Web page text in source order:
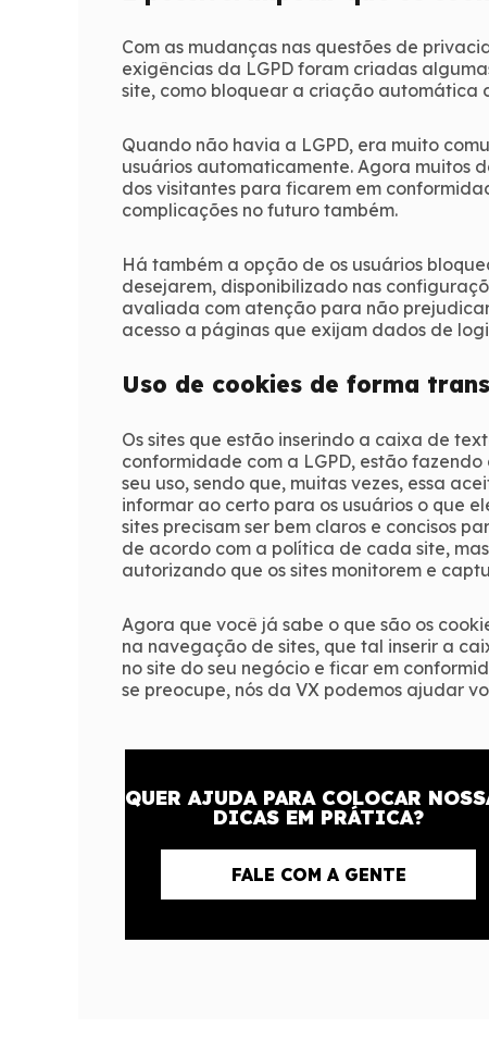
Com as mudanças nas questões de
exigências da LGPD foram criadas
site, como bloquear a criação automática
Quando não havia a LGPD, era muito
usuários automaticamente. Agora muitos
dos visitantes para ficarem em
complicações no futuro também.
Há também a opção de os usuários
desejarem, disponibilizado nas
avaliada com atenção para não
acesso a páginas que exijam dados de
Uso de cookies de forma
Os sites que estão inserindo a caixa de
conformidade com a LGPD, estão
seu uso, sendo que, muitas vezes, essa
informar ao certo para os usuários o que
sites precisam ser bem claros e concisos
de acordo com a política de cada site,
autorizando que os sites monitorem e
Agora que você já sabe o que são os
na navegação de sites, que tal inserir a
no site do seu negócio e ficar em
se preocupe, nós da VX podemos ajudar
QUER AJUDA PARA COLOCAR
DICAS EM PRÁTICA?
FALE COM A GENTE